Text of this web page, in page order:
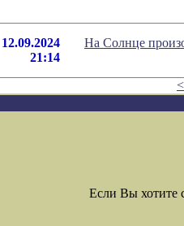
12.09.2024
21:14
На Солнце
Если Вы хотите